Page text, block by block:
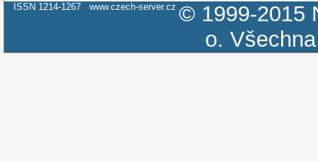
ISSN 1214-1267 www.czech-server.cz © 1999-2015
o.